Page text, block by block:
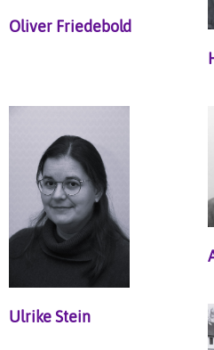
Oliver Friedebold
Ulrike Stein